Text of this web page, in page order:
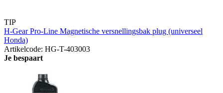
TIP
H-Gear Pro-Line Magnetische versnellingsbak plug (universeel
Honda)
Artikelcode: HG-T-403003
Je bespaart